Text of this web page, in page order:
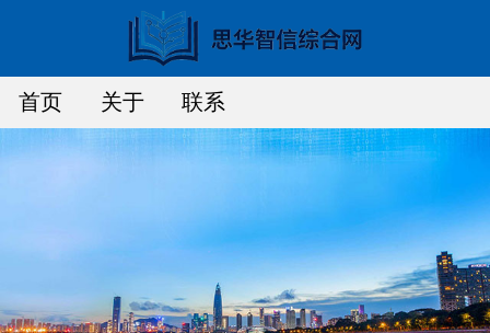
首页 关于 联系